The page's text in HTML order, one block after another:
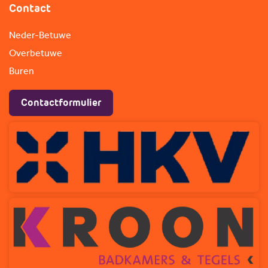
Contact
Neder-Betuwe
Overbetuwe
Buren
Contactformulier